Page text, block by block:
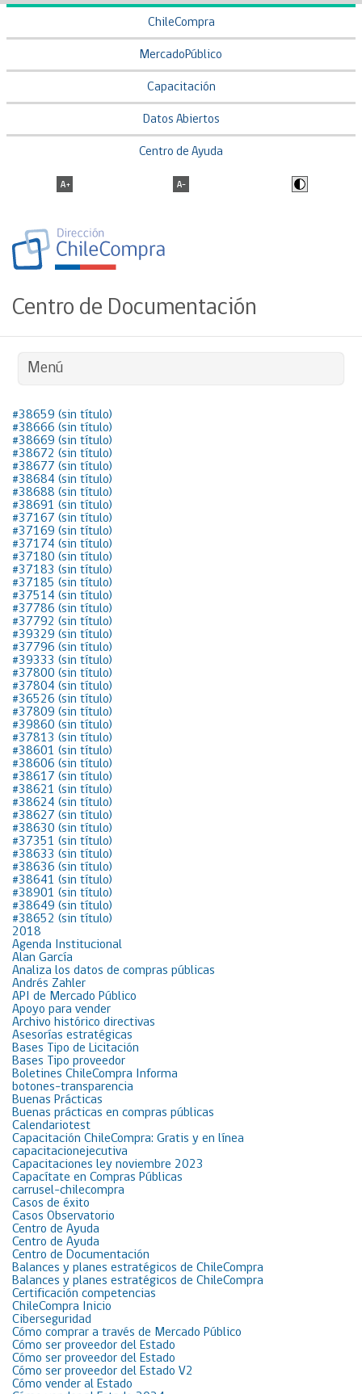
ChileCompra
MercadoPúblico
Capacitación
Datos Abiertos
Centro de Ayuda
Centro de Documentación
Menú
#38659 (sin título)
#38666 (sin título)
#38669 (sin título)
#38672 (sin título)
#38677 (sin título)
#38684 (sin título)
#38688 (sin título)
#38691 (sin título)
#37167 (sin título)
#37169 (sin título)
#37174 (sin título)
#37180 (sin título)
#37183 (sin título)
#37185 (sin título)
#37514 (sin título)
#37786 (sin título)
#37792 (sin título)
#39329 (sin título)
#37796 (sin título)
#39333 (sin título)
#37800 (sin título)
#37804 (sin título)
#36526 (sin título)
#37809 (sin título)
#39860 (sin título)
#37813 (sin título)
#38601 (sin título)
#38606 (sin título)
#38617 (sin título)
#38621 (sin título)
#38624 (sin título)
#38627 (sin título)
#38630 (sin título)
#37351 (sin título)
#38633 (sin título)
#38636 (sin título)
#38641 (sin título)
#38901 (sin título)
#38649 (sin título)
#38652 (sin título)
2018
Agenda Institucional
Alan García
Analiza los datos de compras públicas
Andrés Zahler
API de Mercado Público
Apoyo para vender
Archivo histórico directivas
Asesorías estratégicas
Bases Tipo de Licitación
Bases Tipo proveedor
Boletines ChileCompra Informa
botones-transparencia
Buenas Prácticas
Buenas prácticas en compras públicas
Calendariotest
Capacitación ChileCompra: Gratis y en línea
capacitacionejecutiva
Capacitaciones ley noviembre 2023
Capacítate en Compras Públicas
carrusel-chilecompra
Casos de éxito
Casos Observatorio
Centro de Ayuda
Centro de Ayuda
Centro de Documentación
Balances y planes estratégicos de ChileCompra
Balances y planes estratégicos de ChileCompra
Certificación competencias
ChileCompra Inicio
Ciberseguridad
Cómo comprar a través de Mercado Público
Cómo ser proveedor del Estado
Cómo ser proveedor del Estado
Cómo ser proveedor del Estado V2
Cómo vender al Estado